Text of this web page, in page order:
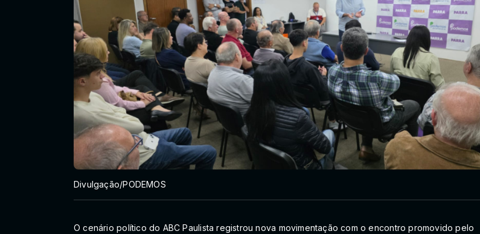
Divulgação/PODEMOS
O cenário político do ABC Paulista registrou nova movimentação com o encontro promovido pelo